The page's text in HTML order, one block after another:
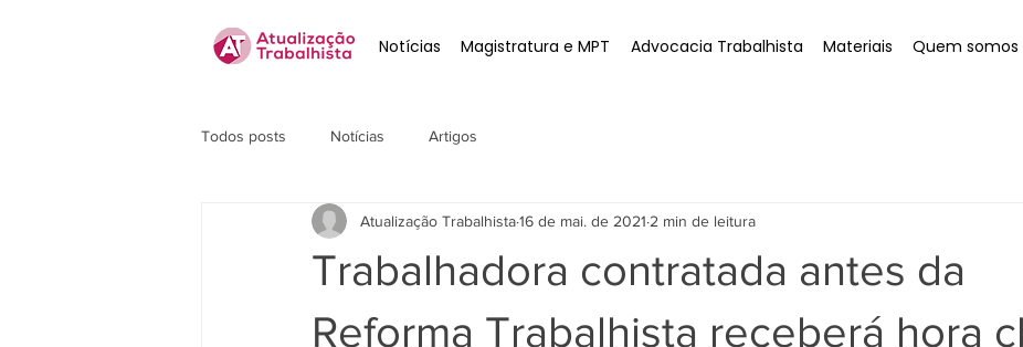
Notícias Magistratura e MPT Advocacia Trabalhista Materiais Quem somos
Todos posts Notícias Artigos
Trabalhadora contratada antes da
Reforma Trabalhista receberá hora
Atualização Trabalhista16 de mai. de 2021 2 min de leitura